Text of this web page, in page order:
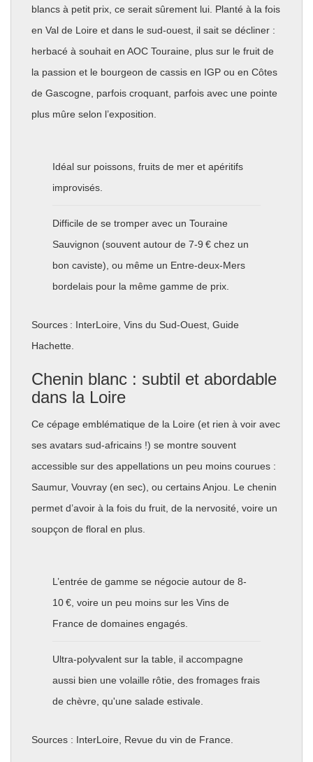
blancs à petit prix, ce serait sûrement lui. Planté à la fois
en Val de Loire et dans le sud-ouest, il sait se décliner :
herbacé à souhait en AOC Touraine, plus sur le fruit de
la passion et le bourgeon de cassis en IGP ou en Côtes
de Gascogne, parfois croquant, parfois avec une pointe
plus mûre selon l’exposition.
Idéal sur poissons, fruits de mer et apéritifs
improvisés.
Difficile de se tromper avec un Touraine
Sauvignon (souvent autour de 7-9 € chez un
bon caviste), ou même un Entre-deux-Mers
bordelais pour la même gamme de prix.
Sources : InterLoire, Vins du Sud-Ouest, Guide
Hachette.
Chenin blanc : subtil et abordable
dans la Loire
Ce cépage emblématique de la Loire (et rien à voir avec
ses avatars sud-africains !) se montre souvent
accessible sur des appellations un peu moins courues :
Saumur, Vouvray (en sec), ou certains Anjou. Le chenin
permet d’avoir à la fois du fruit, de la nervosité, voire un
soupçon de floral en plus.
L’entrée de gamme se négocie autour de 8-
10 €, voire un peu moins sur les Vins de
France de domaines engagés.
Ultra-polyvalent sur la table, il accompagne
aussi bien une volaille rôtie, des fromages frais
de chèvre, qu'une salade estivale.
Sources : InterLoire, Revue du vin de France.